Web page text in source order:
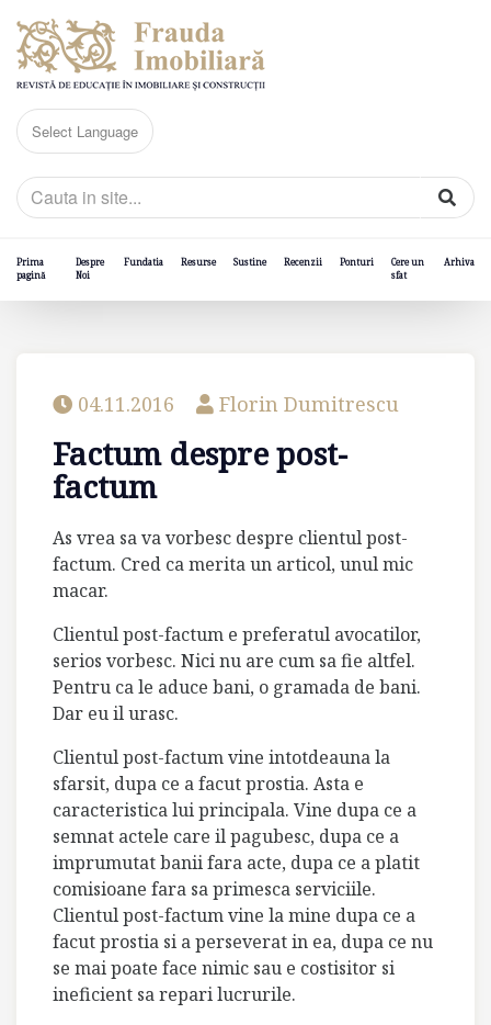
Prima
pagină
Despre
Noi
Fundatia Resurse Sustine Recenzii Ponturi
Cere un
sfat
Arhiva
04.11.2016 Florin Dumitrescu
Factum despre post-
factum
As vrea sa va vorbesc despre clientul post-
factum. Cred ca merita un articol, unul mic
macar.
Clientul post-factum e preferatul avocatilor,
serios vorbesc. Nici nu are cum sa fie altfel.
Pentru ca le aduce bani, o gramada de bani.
Dar eu il urasc.
Clientul post-factum vine intotdeauna la
sfarsit, dupa ce a facut prostia. Asta e
caracteristica lui principala. Vine dupa ce a
semnat actele care il pagubesc, dupa ce a
imprumutat banii fara acte, dupa ce a platit
comisioane fara sa primesca serviciile.
Clientul post-factum vine la mine dupa ce a
facut prostia si a perseverat in ea, dupa ce nu
se mai poate face nimic sau e costisitor si
ineficient sa repari lucrurile.